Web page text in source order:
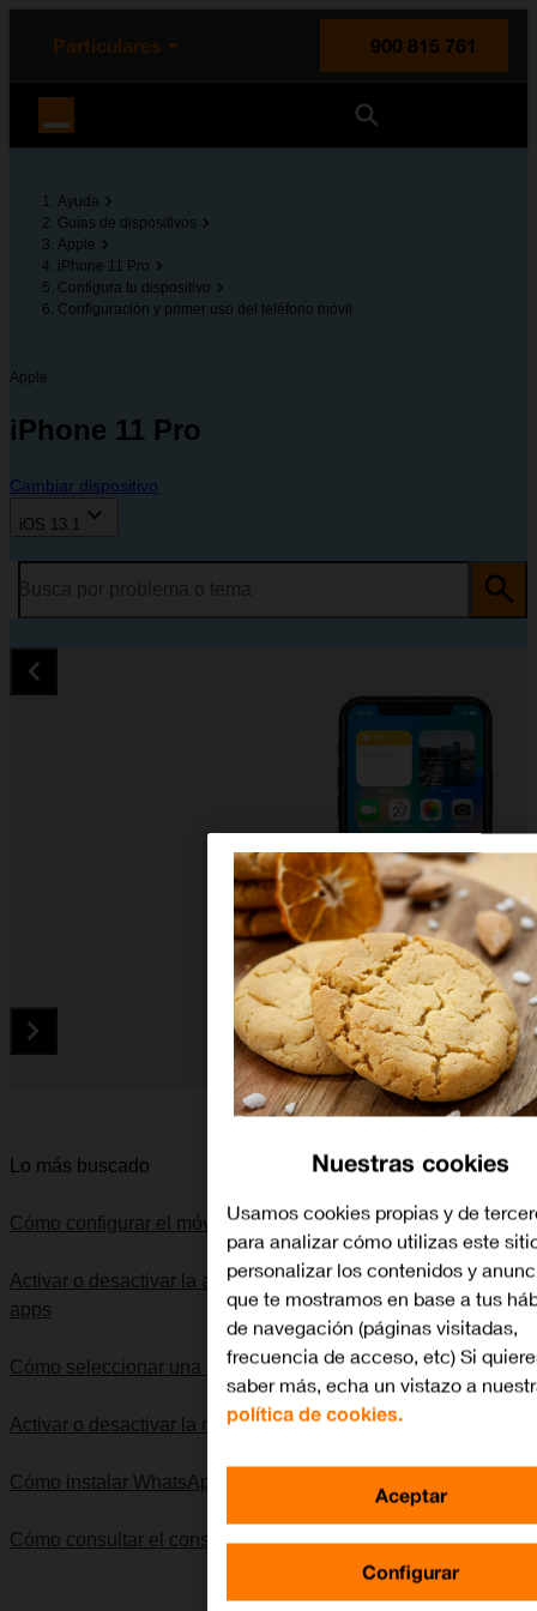
principal
la página
Particulares
900 815 761
Ayuda
Guías de dispositivos
Apple
iPhone 11 Pro
Configura tu dispositivo
Configuración y primer uso del teléfono móvil
Apple
iPhone 11 Pro
Cambiar dispositivo
iOS 13.1
Diapositiva 1 de 5. Apple iPhone 11 Pro - DarkGray - imagen 1
Lo más buscado
Cómo configurar el móvil para internet
Activar o desactivar la actualización automática de las
apps
Cómo seleccionar una red
Activar o desactivar la notificación de llamadas
Cómo instalar WhatsApp Messenger
Cómo consultar el consumo de datos
Nuestras cookies
Usamos cookies propias y de
para analizar cómo utilizas este
personalizar los contenidos y
que te mostramos en base a tus
de navegación (páginas visitadas,
frecuencia de acceso, etc) Si
saber más, echa un vistazo a
política de cookies.
Configurar
Aceptar